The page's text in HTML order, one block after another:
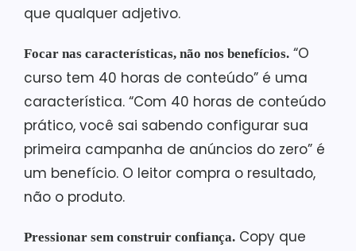
que qualquer adjetivo.
Focar nas características, não nos benefícios. “O
curso tem 40 horas de conteúdo” é uma
característica. “Com 40 horas de conteúdo
prático, você sai sabendo configurar sua
primeira campanha de anúncios do zero” é
um benefício. O leitor compra o resultado,
não o produto.
Pressionar sem construir confiança. Copy que